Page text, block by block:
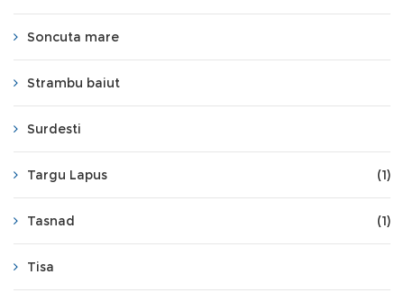
Soncuta mare
Strambu baiut
Surdesti
Targu Lapus (1)
Tasnad (1)
Tisa